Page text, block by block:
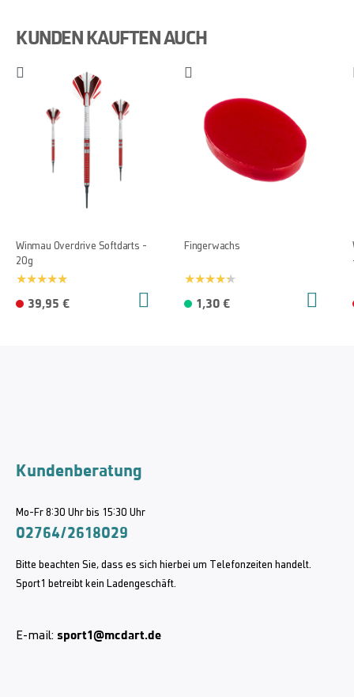
KUNDEN KAUFTEN AUCH
Winmau Overdrive Softdarts -
20g
39,95 €
Fingerwachs
1,30 €
Kundenberatung
Mo-Fr 8:30 Uhr bis 15:30 Uhr
02764/2618029
Bitte beachten Sie, dass es sich hierbei um Telefonzeiten handelt.
Sport1 betreibt kein Ladengeschäft.
E-mail: sport1@mcdart.de